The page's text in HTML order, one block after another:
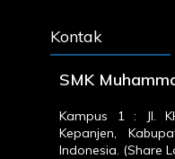
Kontak
SMK
Kampus 1 : Jl.
Kepanjen,
Indonesia. (Share